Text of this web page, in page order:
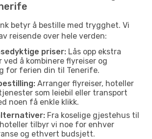
betyr å bestille med trygghet. Vi
reisende over hele verden:
priser: Lås opp ekstra
ved å kombinere flyreiser og
for ferien din til Tenerife.
Arranger flyreiser, hoteller
som leiebil eller transport
noen få enkle klikk.
Fra koselige gjestehus til
tilbyr vi noe for enhver
og ethvert budsjett.